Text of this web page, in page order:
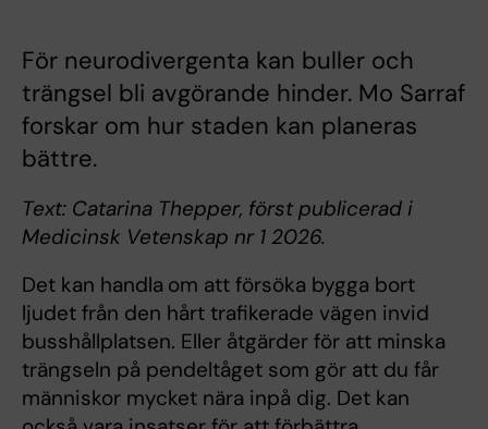
För neurodivergenta kan buller och
trängsel bli avgörande hinder. Mo Sarraf
forskar om hur staden kan planeras
bättre.
Text: Catarina Thepper, först publicerad i
Medicinsk Vetenskap nr 1 2026.
Det kan handla om att försöka bygga bort
ljudet från den hårt trafikerade vägen invid
busshållplatsen. Eller åtgärder för att minska
trängseln på pendeltåget som gör att du får
människor mycket nära inpå dig. Det kan